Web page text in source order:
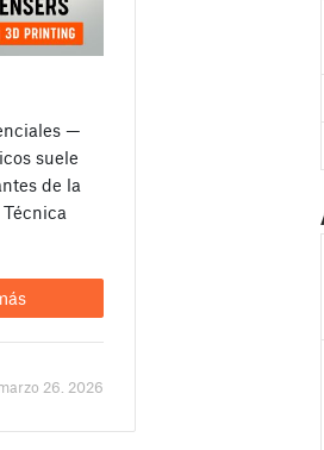
—
suele
de la
26. 2026